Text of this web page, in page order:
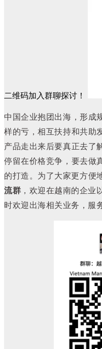
二维码加入群聊探讨！
中国企业抱团出海，形成
样的亏，相互扶持和共助
产品走出来后要真正去了
停留在价格竞争，要去做
的打造。 为了大家更方便
流群 ，欢迎在越南的企
时欢迎出海相关业务，服